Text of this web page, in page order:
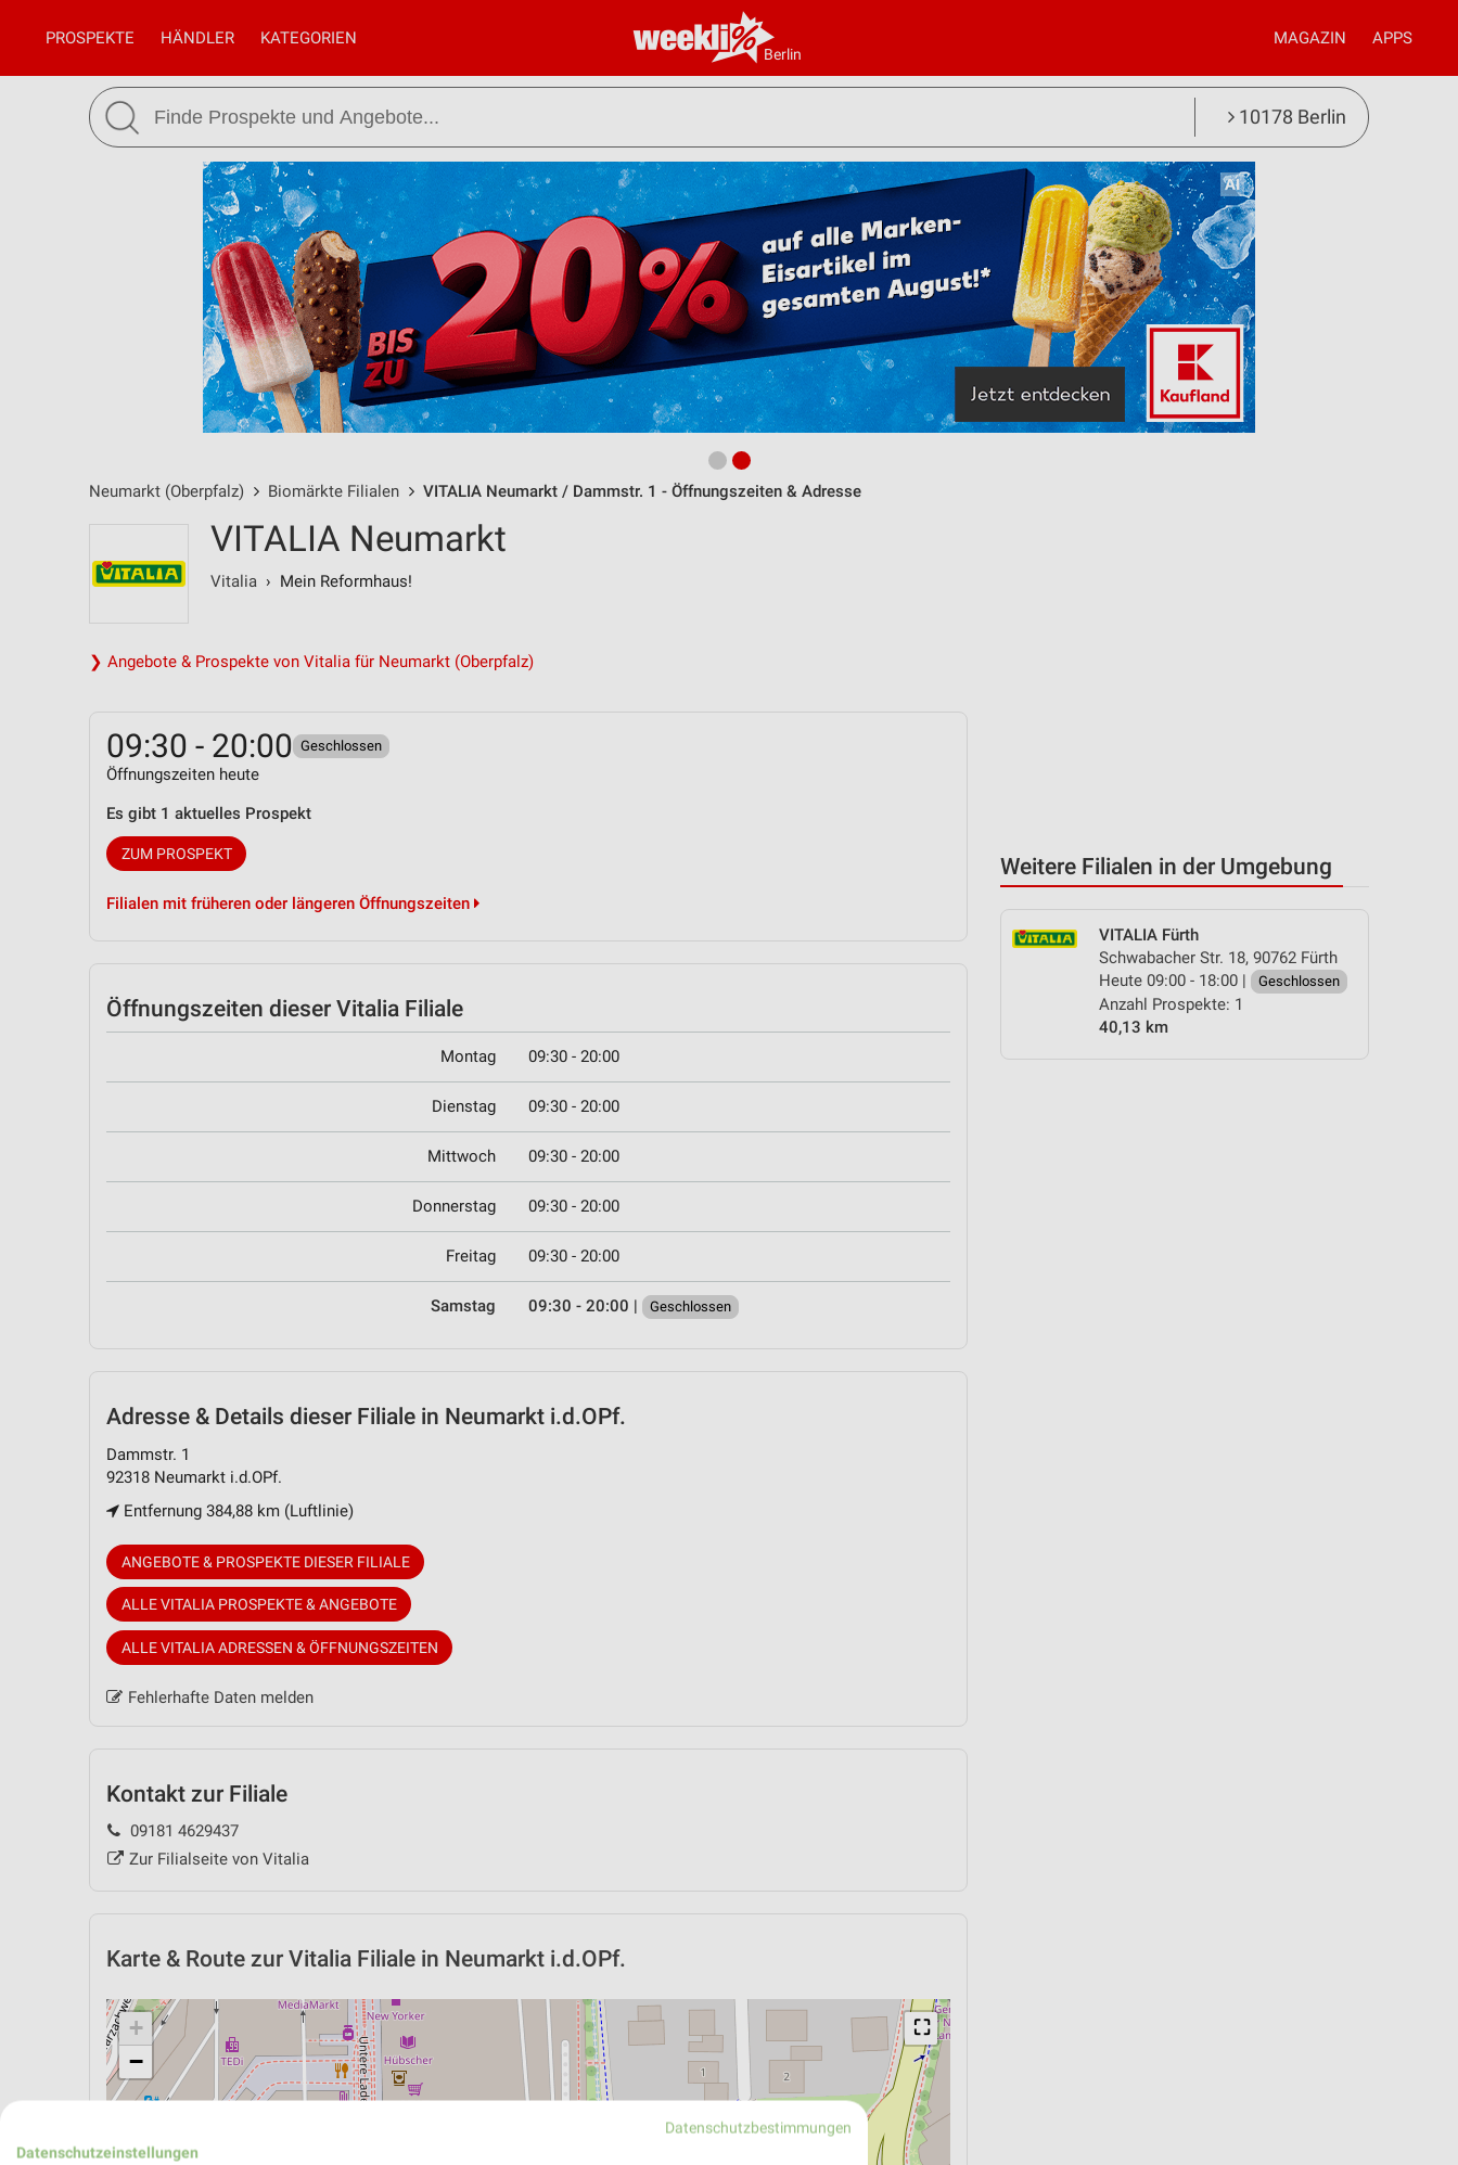
Berlin
PROSPEKTE HÄNDLER KATEGORIEN MAGAZIN APPS
10178 Berlin
Neumarkt (Oberpfalz) Biomärkte Filialen VITALIA Neumarkt / Dammstr. 1 - Öffnungszeiten & Adresse
Weitere Filialen in der Umgebung
VITALIA Fürth
Schwabacher Str. 18, 90762 Fürth
Heute 09:00 - 18:00 |
Geschlossen
Anzahl Prospekte: 1
40,13 km
VITALIA Neumarkt
Vitalia › Mein Reformhaus!
❯ Angebote & Prospekte von Vitalia für Neumarkt (Oberpfalz)
09:30 - 20:00 Geschlossen
Öffnungszeiten heute
Es gibt 1 aktuelles Prospekt
ZUM PROSPEKT
Filialen mit früheren oder längeren Öffnungszeiten
Öffnungszeiten dieser Vitalia Filiale
Montag 09:30 - 20:00
Dienstag 09:30 - 20:00
Mittwoch 09:30 - 20:00
Donnerstag 09:30 - 20:00
Freitag 09:30 - 20:00
Samstag 09:30 - 20:00 | Geschlossen
Adresse & Details dieser Filiale in Neumarkt i.d.OPf.
Dammstr. 1
92318 Neumarkt i.d.OPf.
Entfernung 384,88 km (Luftlinie)
ANGEBOTE & PROSPEKTE DIESER FILIALE
ALLE VITALIA PROSPEKTE & ANGEBOTE
ALLE VITALIA ADRESSEN & ÖFFNUNGSZEITEN
Fehlerhafte Daten melden
Kontakt zur Filiale
09181 4629437
Zur Filialseite von Vitalia
Karte & Route zur Vitalia Filiale in Neumarkt i.d.OPf.
⛶
+
−
Datenschutzbestimmungen
Datenschutzeinstellungen